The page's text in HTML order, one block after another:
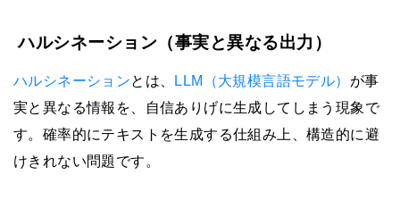
ハルシネーション（事実と異なる出力）
ハルシネーションとは、 LLM（大規模言語モデル） が事
実と異なる情報を、自信ありげに生成してしまう現象で
す。確率的にテキストを生成する仕組み上、構造的に避
けきれない問題です。